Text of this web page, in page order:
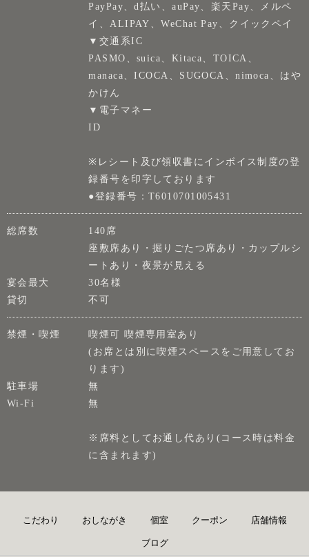
PayPay、d払い、auPay、楽天Pay、メルペ
イ、ALIPAY、WeChat Pay、クイックペイ
▼交通系IC
PASMO、suica、Kitaca、TOICA、
manaca、ICOCA、SUGOCA、nimoca、はや
かけん
▼電子マネー
ID
※レシート及び領収書にインボイス制度の登
録番号を印字しております
●登録番号：T6010701005431
総席数
140席
座敷席あり・掘りごたつ席あり・カップルシ
ートあり・夜景が見える
宴会最大
30名様
貸切
不可
禁煙・喫煙
喫煙可 喫煙専用室あり
(お席とは別に喫煙スペースをご用意してお
ります)
駐車場
無
Wi-Fi
無
※席料としてお通し代あり(コース時は料金
に含まれます)
こだわり おしながき 個室 クーポン 店舗情報
ブログ